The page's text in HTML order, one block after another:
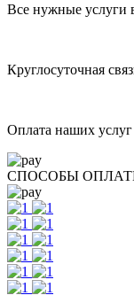
Все нужные услуги
Круглосуточная
Оплата наших
СПОСОБЫ